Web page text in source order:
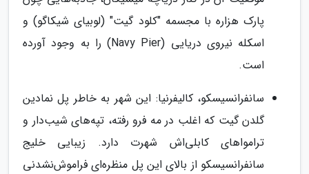
پارک هزاره با مجسمه "کلود گیت" (لوبیای شیکاگو) و
اسکله نیروی دریایی (Navy Pier) را به وجود آورده
است.
سانفرانسیسکو، کالیفرنیا: این شهر به خاطر پل نمادین
گلدن گیت که اغلب در مه فرو رفته، تپه‌های شیب‌دار و
ترامواهای کابلی‌اش شهرت دارد. زیبایی خلیج
سانفرانسیسکو از بالای این پل منظره‌ای فراموش‌نشدنی